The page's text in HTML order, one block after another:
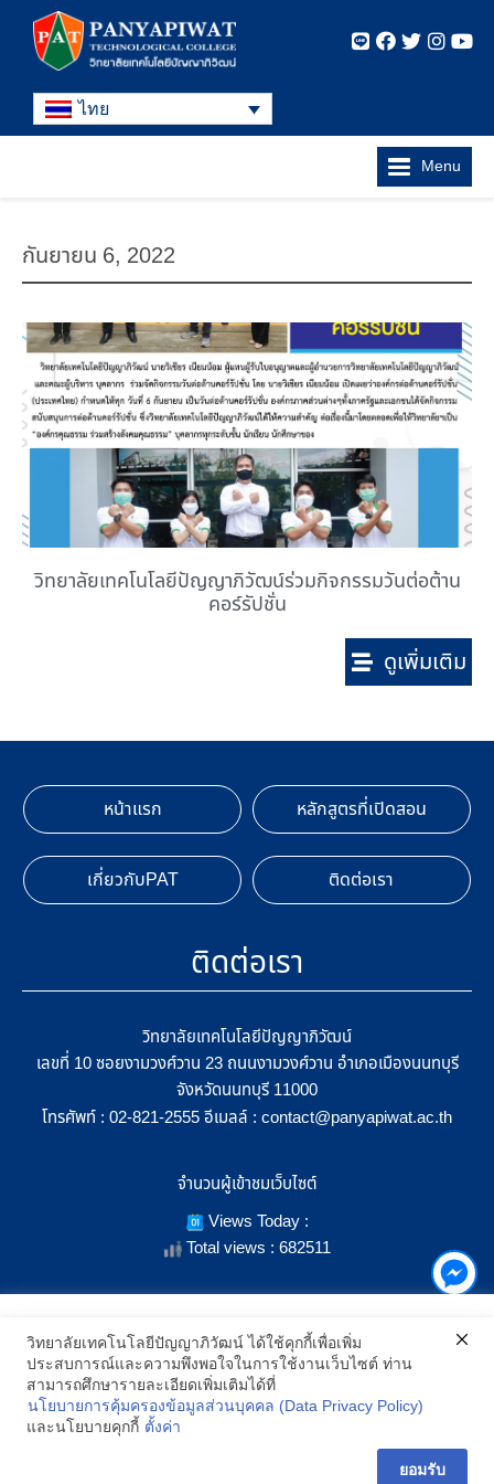
ไทย
Menu
กันยายน 6, 2022
วิทยาลัยเทคโนโลยีปัญญาภิวัฒน์ร่วมกิจกรรมวันต่อต้าน
คอร์รัปชั่น
ดูเพิ่มเติม
หน้าแรก หลักสูตรที่เปิดสอน
เกี่ยวกับPAT ติดต่อเรา
ติดต่อเรา
วิทยาลัยเทคโนโลยีปัญญาภิวัฒน์
เลขที่ 10 ซอยงามวงศ์วาน 23 ถนนงามวงศ์วาน อำเภอเมืองนนทบุรี
จังหวัดนนทบุรี 11000
โทรศัพท์ : 02-821-2555 อีเมลล์ : contact@panyapiwat.ac.th
จำนวนผู้เข้าชมเว็บไซต์
Views Today :
Total views : 682511
SHOW LOCATION ON MAP
2021 All Rights Reserved © Panyapiwat Learning Center | Privacy
เราใช้คุกกี้เพื่อเพิ่มประสิทธิภาพ และประสบการณ์ที่ดีในการใช้งาน
เว็บไซต์ เมื่อคุณกดยอมรับเราจะสามารถเลือกแสดงสิ่งที่น่าสนใจสำหรับ
คุณได้โดยเฉพาะ และหากคุณต้องการเปลี่ยนการตั้งค่าของคุกกี้
สามารถเลือกตั้งค่าความยินยอมการใช้คุกกี้ได้ โดยคลิก "การตั้งค่า"
อ่านนโยบายคุกกี้เพิ่มเติม
วิทยาลัยเทคโนโลยีปัญญาภิวัฒน์ ได้ใช้คุกกี้เพื่อเพิ่ม
ประสบการณ์และความพึงพอใจในการใช้งานเว็บไซต์ ท่าน
สามารถศึกษารายละเอียดเพิ่มเติมได้ที่
นโยบายการคุ้มครองข้อมูลส่วนบุคคล (Data Privacy Policy)
และนโยบายคุกกี้ ตั้งค่า
ยอมรับ